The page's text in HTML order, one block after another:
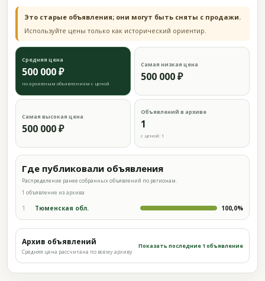
Это старые объявления; они могут быть сняты с продажи.
Используйте цены только как исторический ориентир.
Средняя цена
500 000 ₽
по архивным объявлениям с ценой
Самая низкая цена
500 000 ₽
Самая высокая цена
500 000 ₽
Объявлений в архиве
1
с ценой: 1
Где публиковали объявления
Распределение ранее собранных объявлений по регионам.
1 объявление из архива
1 Тюменская обл. 100,0%
Архив объявлений
Средняя цена рассчитана по всему архиву
Показать последние 1 объявление